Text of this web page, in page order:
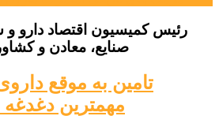
رئیس کمیسیون اقتصاد دارو و
صنایع، معادن و
تامین به موقع
مهمترین دغدغه